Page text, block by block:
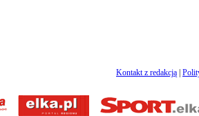
Kontakt z redakcją |